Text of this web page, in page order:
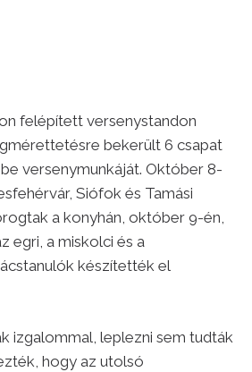
felépített versenystandon
bekerült 6 csapat
versenymunkáját. Október 8-
Siófok és Tamási
a konyhán, október 9-én,
egri, a miskolci és a
készítették el
izgalommal, leplezni sem tudták
hogy az utolsó